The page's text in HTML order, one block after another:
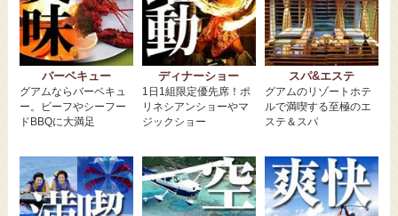
バーベキュー
グアムならバーベキュ
ー。ビーフやシーフー
ドBBQに大満足
ディナーショー
1日1組限定優先席！ポ
リネシアンショーやマ
ジックショー
スパ&エステ
グアムのリゾートホテ
ルで満喫する至極のエ
ステ＆スパ